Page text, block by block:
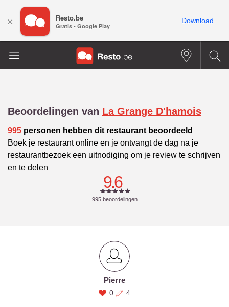
Beoordelingen van La Grange D'hamois
995 personen hebben dit restaurant beoordeeld
Boek je restaurant online en je ontvangt de dag na je
restaurantbezoek een uitnodiging om je review te schrijven
en te delen
9.6
995beoordelingen
Pierre
0 4
× Resto.be
Gratis - Google Play
Download